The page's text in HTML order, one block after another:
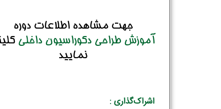
جهت مشاهده اطلاعات دوره
آموزش طراحی دکوراسیون داخلی
نمایید
اشراک‌گذاری :